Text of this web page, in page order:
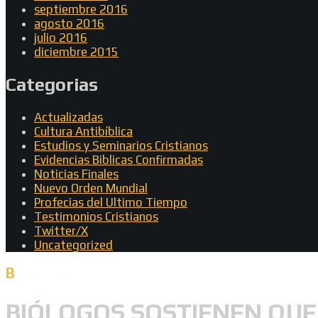
septiembre 2016
agosto 2016
julio 2016
diciembre 2015
Categorias
Actualizadas
Cultura Antibíblica
Estudios y Seminarios Cristianos
Evidencias Biblicas Confirmadas
Noticias Finales
Nuevo Orden Mundial
Profecias del Ultimo Tiempo
Testimonios Cristianos
Twitter/X
Uncategorized
BIÓLOGOS SOSTIENEN